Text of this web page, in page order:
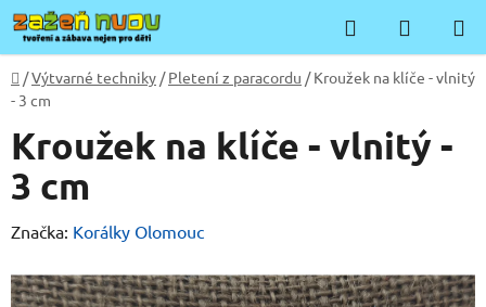
Přejít
na
obsah
Hledat
KOŠÍK
Domů
/Výtvarné techniky / Pletení z paracordu / Kroužek na klíče - vlnitý
- 3 cm
Kroužek na klíče - vlnitý -
3 cm
Značka: Korálky Olomouc